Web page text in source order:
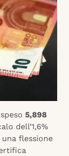
5,898
dell’1,6%
flessione